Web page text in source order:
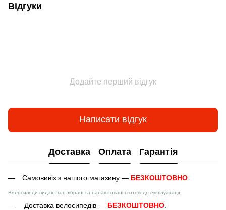
Відгуки
Додайте перший відгук
Написати відгук
Доставка Оплата Гарантія
Самовивіз з нашого магазину — БЕЗКОШТОВНО
Велосипеди видаються зібрані та налаштовані і готові до експлуатації.
Доставка велосипедів — БЕЗКОШТОВНО